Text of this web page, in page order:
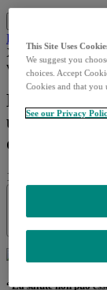
Home
XIV che chiede
vulnerabili
L’appello di
un’Europa
dei più
19.03.2026
Share this
Condividi
“La salute non può
This Site Uses
We suggest you
choices. Accept
Cookies and that you
See our Privacy